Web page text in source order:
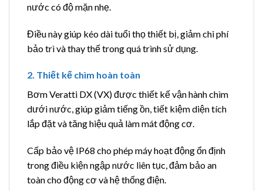
nước có độ mặn nhẹ.
Điều này giúp kéo dài tuổi thọ thiết bị, giảm chi phí
bảo trì và thay thế trong quá trình sử dụng.
2. Thiết kế chìm hoàn toàn
Bơm Veratti DX (VX) được thiết kế vận hành chìm
dưới nước, giúp giảm tiếng ồn, tiết kiệm diện tích
lắp đặt và tăng hiệu quả làm mát động cơ.
Cấp bảo vệ IP68 cho phép máy hoạt động ổn định
trong điều kiện ngập nước liên tục, đảm bảo an
toàn cho động cơ và hệ thống điện.